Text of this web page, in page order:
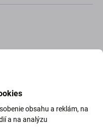
obsahu a reklám, na
a na analýzu